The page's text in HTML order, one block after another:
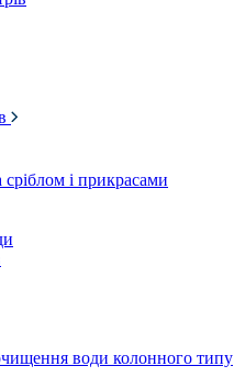
і прикрасами
води колонного типу